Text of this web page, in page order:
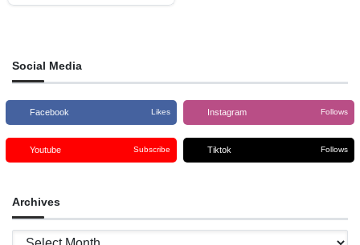
Social Media
Facebook Likes Instagram Follows
Youtube Subscribe Tiktok Follows
Archives
Archives